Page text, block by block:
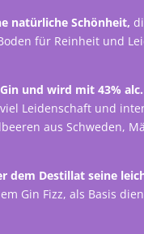
natürliche Schönheit,
für Reinheit und
und wird mit 43%
Leidenschaft und
aus Schweden,
Destillat seine
Gin Fizz, als Basis